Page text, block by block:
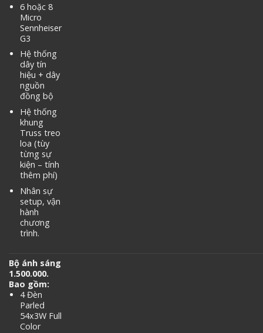
6 hoặc 8
Micro
Sennheiser
G3
Hệ thống
dây tín
hiệu + dây
nguồn
đồng bộ
Hệ thống
khung
Truss treo
loa (tùy
từng sự
kiện – tính
thêm phí)
Nhân sự
setup, vận
hành
chương
trình.
Bộ ánh sáng
1.500.000.
Bao gồm:
4 Đèn
Parled
54x3W Full
Color